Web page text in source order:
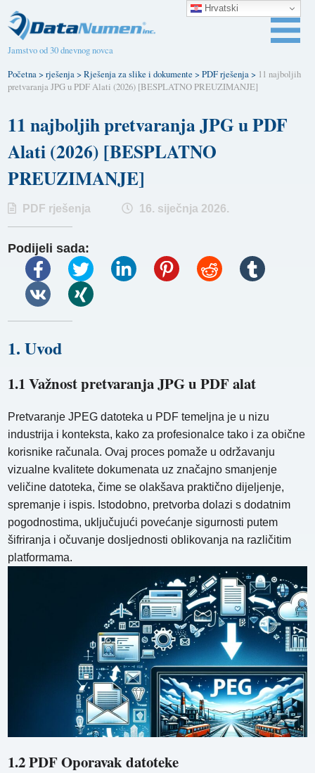
Jamstvo od 30 dnevnog novca
Početna>rješenja>Rješenja za slike i dokumente >PDF rješenja> 11 najboljih
pretvaranja JPG u PDF Alati (2026) [BESPLATNO PREUZIMANJE]
11 najboljih pretvaranja JPG u PDF
Alati (2026) [BESPLATNO
PREUZIMANJE]
PDF rješenja 16. siječnja 2026.
Podijeli sada:
1. Uvod
1.1 Važnost pretvaranja JPG u PDF alat
Pretvaranje JPEG datoteka u PDF temeljna je u nizu
industrija i konteksta, kako za profesionalce tako i za obične
korisnike računala. Ovaj proces pomaže u održavanju
vizualne kvalitete dokumenata uz značajno smanjenje
veličine datoteka, čime se olakšava praktično dijeljenje,
spremanje i ispis. Istodobno, pretvorba dolazi s dodatnim
pogodnostima, uključujući povećanje sigurnosti putem
šifriranja i očuvanje dosljednosti oblikovanja na različitim
platformama.
1.2 PDF Oporavak datoteke
Hrvatski